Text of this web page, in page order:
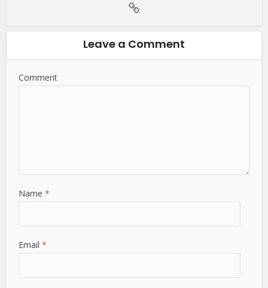
Leave a Comment
Comment
Name*
Email*